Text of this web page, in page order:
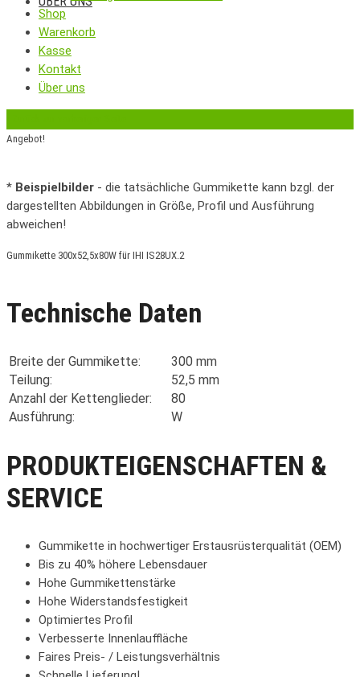
Shop
Warenkorb
Kasse
Kontakt
Über uns
Angebot!
* Beispielbilder - die tatsächliche Gummikette kann bzgl. der
dargestellten Abbildungen in Größe, Profil und Ausführung
abweichen!
Gummikette 300x52,5x80W für IHI IS28UX.2
Technische Daten
Breite der Gummikette:
300 mm
Teilung:
52,5 mm
Anzahl der Kettenglieder:
80
Ausführung:
W
PRODUKTEIGENSCHAFTEN &
SERVICE
Gummikette in hochwertiger Erstausrüsterqualität (OEM)
Bis zu 40% höhere Lebensdauer
Hohe Gummikettenstärke
Hohe Widerstandsfestigkeit
Optimiertes Profil
Verbesserte Innenlauffläche
Faires Preis- / Leistungsverhältnis